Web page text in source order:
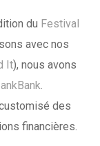
du Festival
avec nos
It), nous avons
.
des
financières.